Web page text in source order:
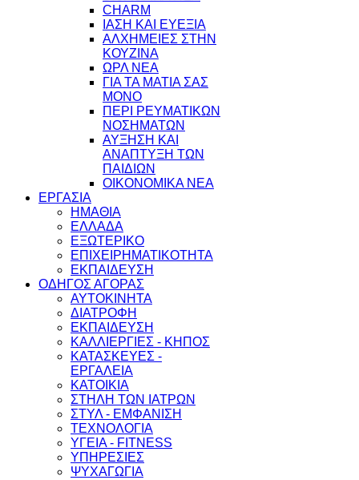
CHARM
ΙΑΣΗ ΚΑΙ ΕΥΕΞΙΑ
ΑΛΧΗΜΕΙΕΣ ΣΤΗΝ
ΚΟΥΖΙΝΑ
ΩΡΛ ΝEA
ΓΙΑ ΤΑ ΜΑΤΙΑ ΣΑΣ
ΜΟΝΟ
ΠΕΡΙ ΡΕΥΜΑΤΙΚΩΝ
ΝΟΣΗΜΑΤΩΝ
ΑΥΞΗΣΗ ΚΑΙ
ΑΝΑΠΤΥΞΗ ΤΩΝ
ΠΑΙΔΙΩΝ
ΟΙΚΟΝΟΜΙΚΑ ΝΕΑ
ΕΡΓΑΣΙΑ
ΗΜΑΘΙΑ
ΕΛΛΑΔΑ
ΕΞΩΤΕΡΙΚΟ
ΕΠΙΧΕΙΡΗΜΑΤΙΚΟΤΗΤΑ
ΕΚΠΑΙΔΕΥΣΗ
ΟΔΗΓΟΣ ΑΓΟΡΑΣ
ΑΥΤΟΚΙΝΗΤΑ
ΔΙΑΤΡΟΦΗ
ΕΚΠΑΙΔΕΥΣΗ
ΚΑΛΛΙΕΡΓΙΕΣ - ΚΗΠΟΣ
ΚΑΤΑΣΚΕΥΕΣ -
ΕΡΓΑΛΕΙΑ
ΚΑΤΟΙΚΙΑ
ΣΤΗΛΗ ΤΩΝ ΙΑΤΡΩΝ
ΣΤΥΛ - ΕΜΦΑΝΙΣΗ
ΤΕΧΝΟΛΟΓΙΑ
ΥΓΕΙΑ - FITNESS
ΥΠΗΡΕΣΙΕΣ
ΨΥΧΑΓΩΓΙΑ